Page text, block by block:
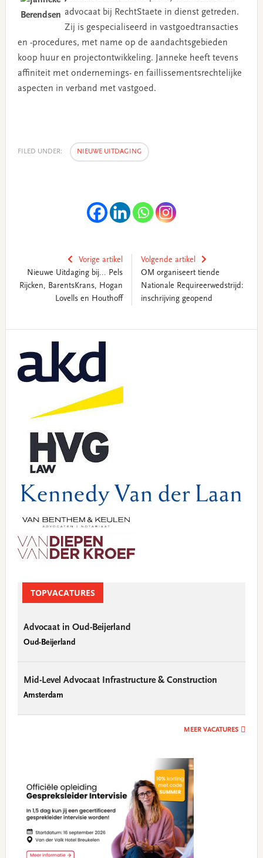
advocaat bij RechtStaete in dienst getreden.
Zij is gespecialiseerd in vastgoedtransacties
en -procedures, met name op de aandachtsgebieden
koop huur en projectontwikkeling. Janneke heeft tevens
affiniteit met ondernemings- en faillissementsrechtelijke
aspecten in verband met vastgoed.
FILED UNDER: NIEUWE UITDAGING
Vorige artikel
Nieuwe Uitdaging bij... Pels
Rijcken, BarentsKrans, Hogan
Lovells en Houthoff
Volgende artikel
OM organiseert tiende
Nationale Requireerwedstrijd:
inschrijving geopend
Sidebar
TOPVACATURES
Advocaat in Oud-Beijerland
Oud-Beijerland
Mid-Level Advocaat Infrastructure & Construction
Amsterdam
MEER VACATURES